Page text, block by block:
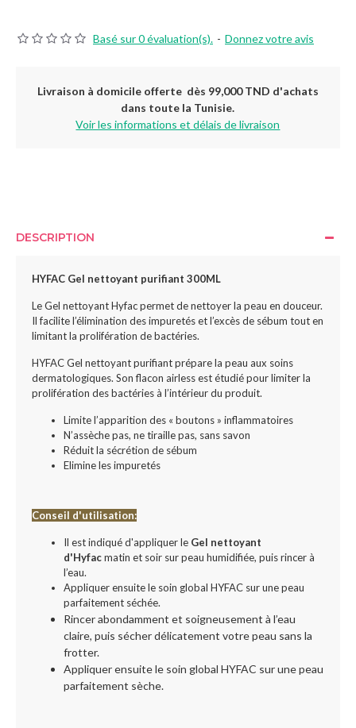
Basé sur 0 évaluation(s). - Donnez votre avis
Livraison à domicile offerte dès 99,000 TND d'achats
dans toute la Tunisie.
Voir les informations et délais de livraison
DESCRIPTION
HYFAC Gel nettoyant purifiant 300ML
Le Gel nettoyant Hyfac permet de nettoyer la peau en douceur.
Il facilite l’élimination des impuretés et l’excès de sébum tout en
limitant la prolifération de bactéries.
HYFAC Gel nettoyant purifiant prépare la peau aux soins
dermatologiques. Son flacon airless est étudié pour limiter la
prolifération des bactéries à l’intérieur du produit.
Limite l’apparition des « boutons » inflammatoires
N’assèche pas, ne tiraille pas, sans savon
Réduit la sécrétion de sébum
Elimine les impuretés
Conseil d'utilisation:
Il est indiqué d'appliquer le Gel nettoyant
d'Hyfacmatin et soir sur peau humidifiée, puis rincer à
l’eau.
Appliquer ensuite le soin global HYFAC sur une peau
parfaitement séchée.
Rincer abondamment et soigneusement à l’eau
claire, puis sécher délicatement votre peau sans la
frotter.
Appliquer ensuite le soin global HYFAC sur une peau
parfaitement sèche.